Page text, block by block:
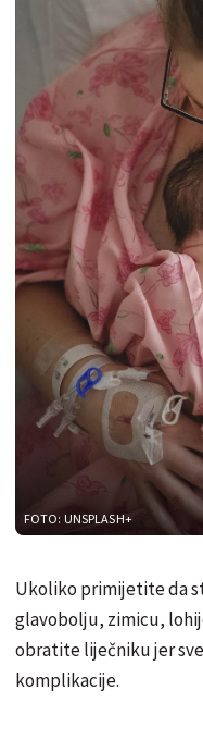
FOTO: UNSPLASH+
Ukoliko primijetite da
glavobolju, zimicu,
obratite liječniku jer
komplikacije.